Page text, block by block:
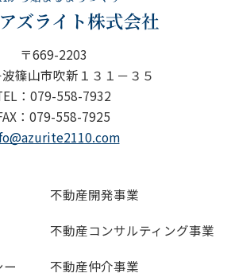
〒669-2203
篠山市吹新１３１－３５
：079-558-7932
：079-558-7925
不動産開発事業
不動産コンサルティング事業
不動産仲介事業